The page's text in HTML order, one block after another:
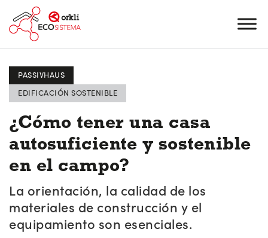
PASSIVHAUS
EDIFICACIÓN SOSTENIBLE
¿Cómo tener una casa
autosuficiente y sostenible
en el campo?
La orientación, la calidad de los
materiales de construcción y el
equipamiento son esenciales.